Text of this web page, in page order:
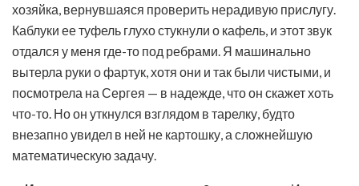
хозяйка, вернувшаяся проверить нерадивую прислугу.
Каблуки ее туфель глухо стукнули о кафель, и этот звук
отдался у меня где-то под ребрами. Я машинально
вытерла руки о фартук, хотя они и так были чистыми, и
посмотрела на Сергея — в надежде, что он скажет хоть
что-то. Но он уткнулся взглядом в тарелку, будто
внезапно увидел в ней не картошку, а сложнейшую
математическую задачу.